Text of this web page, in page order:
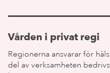
Vården i privat regi
Regionerna ansvarar för
del av verksamheten